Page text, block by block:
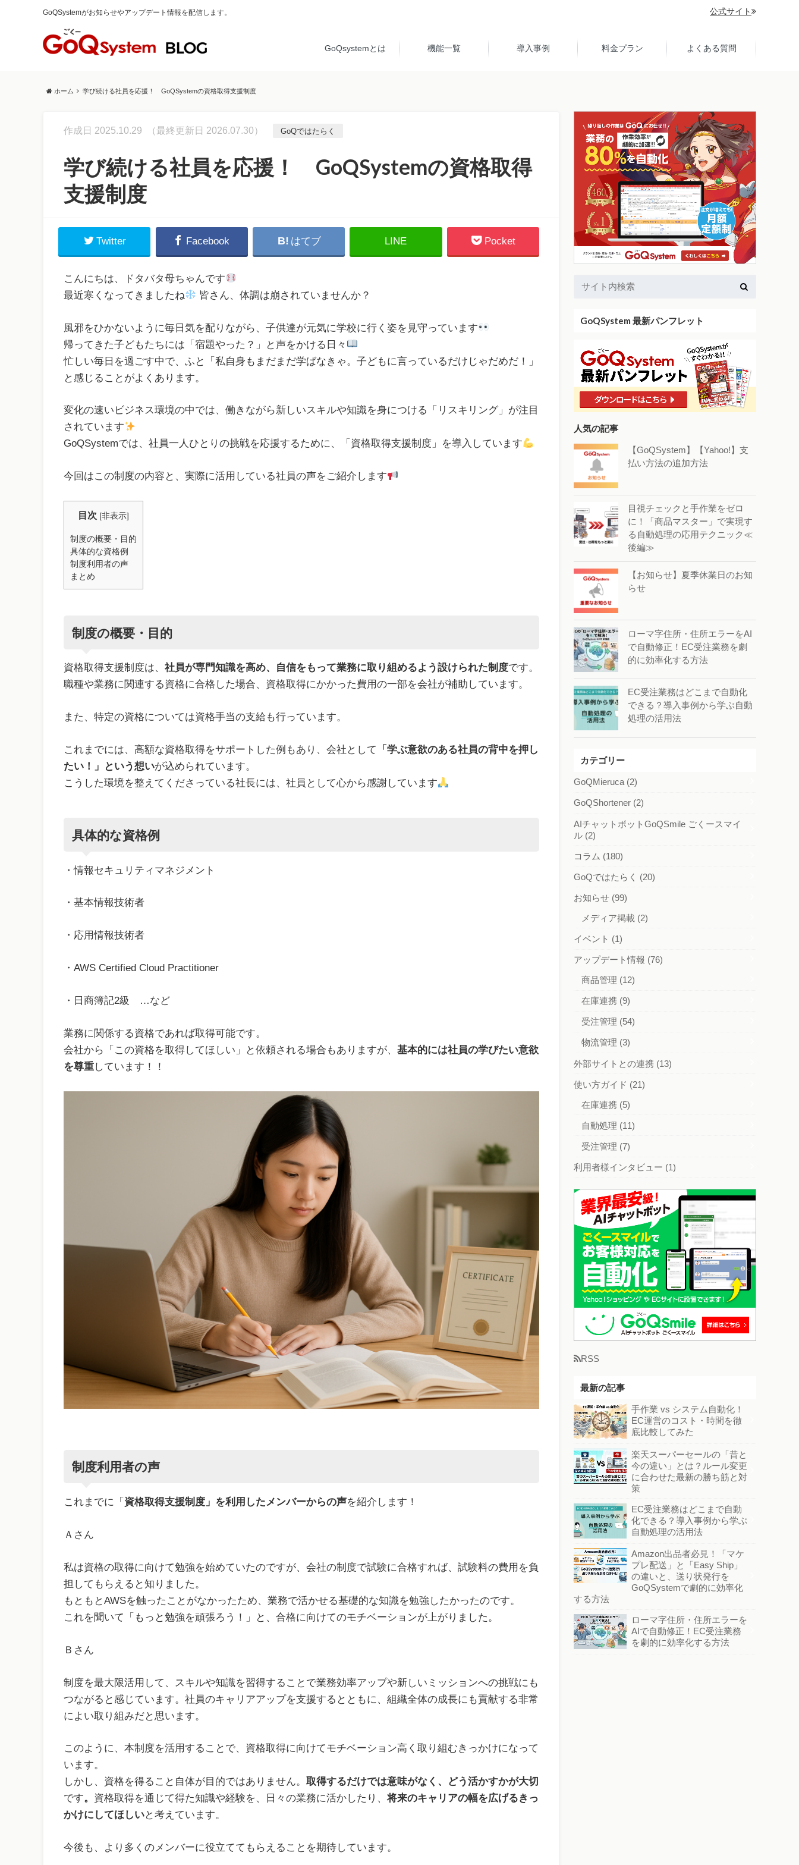
GoQSystemがお知らせやアップデート情報を配信します。 公式サイト
GoQsystemとは 機能一覧 導入事例 料金プラン よくある質問
ホーム 学び続ける社員を応援！ GoQSystemの資格取得支援制度
作成日 2025.10.29 （最終更新日 2026.07.30） GoQではたらく
学び続ける社員を応援！ GoQSystemの資格取得
支援制度
Twitter Facebook はてブ LINE Pocket
こんにちは、ドタバタ母ちゃんです
最近寒くなってきましたね
皆さん、体調は崩されていませんか？
風邪をひかないように毎日気を配りながら、子供達が元気に学校に行く姿を見守っています
帰ってきた子どもたちには「宿題やった？」と声をかける日々
忙しい毎日を過ごす中で、ふと「私自身もまだまだ学ばなきゃ。子どもに言っているだけじゃだめだ！」
と感じることがよくあります。
変化の速いビジネス環境の中では、働きながら新しいスキルや知識を身につける「リスキリング」が注目
されています
GoQSystemでは、社員一人ひとりの挑戦を応援するために、「資格取得支援制度」を導入しています
今回はこの制度の内容と、実際に活用している社員の声をご紹介します
目次 [非表示]
制度の概要・目的
具体的な資格例
制度利用者の声
まとめ
制度の概要・目的
資格取得支援制度は、 社員が専門知識を高め、自信をもって業務に取り組めるよう設けられた制度です。
職種や業務に関連する資格に合格した場合、資格取得にかかった費用の一部を会社が補助しています。
また、特定の資格については資格手当の支給も行っています。
これまでには、高額な資格取得をサポートした例もあり、会社として 「学ぶ意欲のある社員の背中を押し
たい！」という想いが込められています。
こうした環境を整えてくださっている社長には、社員として心から感謝しています
具体的な資格例
・情報セキュリティマネジメント
・基本情報技術者
・応用情報技術者
・AWS Certified Cloud Practitioner
・日商簿記2級 …など
業務に関係する資格であれば取得可能です。
会社から「この資格を取得してほしい」と依頼される場合もありますが、 基本的には社員の学びたい意欲
を尊重しています！！
制度利用者の声
これまでに「 資格取得支援制度」を利用したメンバーからの声を紹介します！
Ａさん
私は資格の取得に向けて勉強を始めていたのですが、会社の制度で試験に合格すれば、試験料の費用を負
担してもらえると知りました。
もともとAWSを触ったことがなかったため、業務で活かせる基礎的な知識を勉強したかったのです。
これを聞いて「もっと勉強を頑張ろう！」と、合格に向けてのモチベーションが上がりました。
Ｂさん
制度を最大限活用して、スキルや知識を習得することで業務効率アップや新しいミッションへの挑戦にも
つながると感じています。社員のキャリアアップを支援するとともに、組織全体の成長にも貢献する非常
によい取り組みだと思います。
このように、本制度を活用することで、資格取得に向けてモチベーション高く取り組むきっかけになって
います。
しかし、資格を得ること自体が目的ではありません。 取得するだけでは意味がなく、どう活かすかが大切
です。 資格取得を通じて得た知識や経験を、日々の業務に活かしたり、将来のキャリアの幅を広げるきっ
かけにしてほしいと考えています。
今後も、より多くのメンバーに役立ててもらえることを期待しています。
GoQSystem 最新パンフレット
人気の記事
【GoQSystem】【Yahoo!】支
払い方法の追加方法
目視チェックと手作業をゼロ
に！「商品マスター」で実現す
る自動処理の応用テクニック≪
後編≫
【お知らせ】夏季休業日のお知
らせ
ローマ字住所・住所エラーをAI
で自動修正！EC受注業務を劇
的に効率化する方法
EC受注業務はどこまで自動化
できる？導入事例から学ぶ自動
処理の活用法
カテゴリー
GoQMieruca (2)
GoQShortener (2)
AIチャットボットGoQSmile ごくースマイ
ル (2)
コラム (180)
GoQではたらく (20)
お知らせ (99)
メディア掲載 (2)
イベント (1)
アップデート情報 (76)
商品管理 (12)
在庫連携 (9)
受注管理 (54)
物流管理 (3)
外部サイトとの連携 (13)
使い方ガイド (21)
在庫連携 (5)
自動処理 (11)
受注管理 (7)
利用者様インタビュー (1)
RSS
最新の記事
手作業 vs システム自動化！
EC運営のコスト・時間を徹
底比較してみた
楽天スーパーセールの「昔と
今の違い」とは？ルール変更
に合わせた最新の勝ち筋と対
策
EC受注業務はどこまで自動
化できる？導入事例から学ぶ
自動処理の活用法
Amazon出品者必見！「マケ
プレ配送」と「Easy Ship」
の違いと、送り状発行を
GoQSystemで劇的に効率化
する方法
ローマ字住所・住所エラーを
AIで自動修正！EC受注業務
を劇的に効率化する方法